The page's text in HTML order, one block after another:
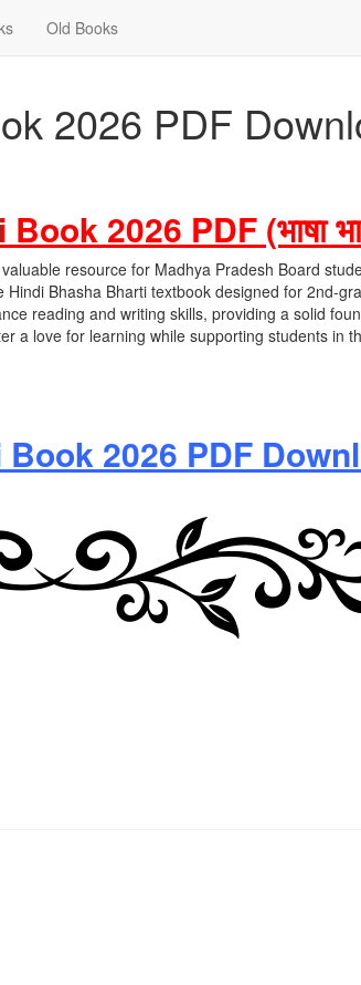
Old Books
2026 PDF
2026 PDF (भाषा
valuable resource for Madhya Pradesh Board
Bhasha Bharti textbook designed for 2nd-
reading and writing skills, providing a solid
a love for learning while supporting students in
2026 PDF